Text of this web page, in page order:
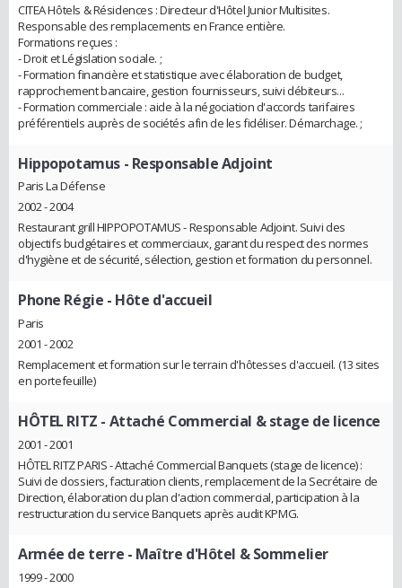
CITEA Hôtels & Résidences : Directeur d'Hôtel Junior Multisites.
Responsable des remplacements en France entière.
Formations reçues :
- Droit et Législation sociale. ;
- Formation financière et statistique avec élaboration de budget,
rapprochement bancaire, gestion fournisseurs, suivi débiteurs...
- Formation commerciale : aide à la négociation d'accords tarifaires
préférentiels auprès de sociétés afin de les fidéliser. Démarchage. ;
Hippopotamus- Responsable Adjoint
Paris La Défense
2002 - 2004
Restaurant grill HIPPOPOTAMUS - Responsable Adjoint. Suivi des
objectifs budgétaires et commerciaux, garant du respect des normes
d'hygiène et de sécurité, sélection, gestion et formation du personnel.
Phone Régie - Hôte d'accueil
Paris
2001 - 2002
Remplacement et formation sur le terrain d'hôtesses d'accueil. (13 sites
en portefeuille)
HÔTEL RITZ - Attaché Commercial & stage de licence
2001 - 2001
HÔTEL RITZ PARIS - Attaché Commercial Banquets (stage de licence) :
Suivi de dossiers, facturation clients, remplacement de la Secrétaire de
Direction, élaboration du plan d'action commercial, participation à la
restructuration du service Banquets après audit KPMG.
Armée de terre - Maître d'Hôtel & Sommelier
1999 - 2000